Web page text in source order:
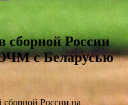
сборной России
с Беларусью
сборной России на